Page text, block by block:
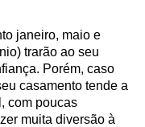
janeiro, maio e
trarão ao seu
Porém, caso
casamento tende a
com poucas
muita diversão à